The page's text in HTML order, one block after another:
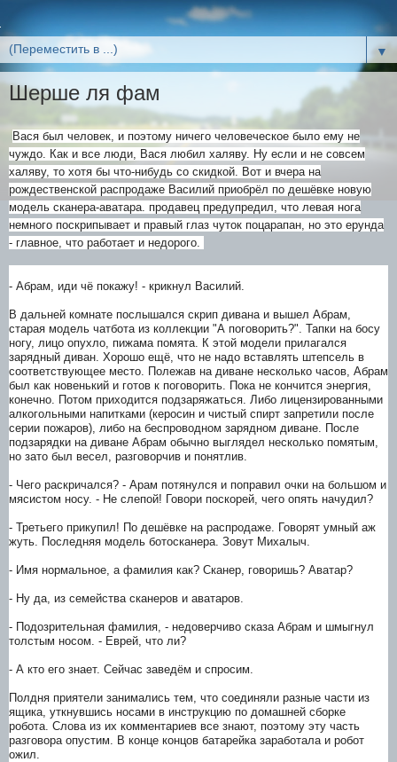
▼
Шерше ля фам
Вася был человек, и поэтому ничего человеческое было ему не
чуждо. Как и все люди, Вася любил халяву. Ну если и не совсем
халяву, то хотя бы что-нибудь со скидкой. Вот и вчера на
рождественской распродаже Василий приобрёл по дешёвке новую
модель сканера-аватара. продавец предупредил, что левая нога
немного поскрипывает и правый глаз чуток поцарапан, но это ерунда
- главное, что работает и недорого.
- Абрам, иди чё покажу! - крикнул Василий.
В дальней комнате послышался скрип дивана и вышел Абрам,
старая модель чатбота из коллекции "А поговорить?". Тапки на босу
ногу, лицо опухло, пижама помята. К этой модели прилагался
зарядный диван. Хорошо ещё, что не надо вставлять штепсель в
соответствующее место. Полежав на диване несколько часов, Абрам
был как новенький и готов к поговорить. Пока не кончится энергия,
конечно. Потом приходится подзаряжаться. Либо лицензированными
алкогольными напитками (керосин и чистый спирт запретили после
серии пожаров), либо на беспроводном зарядном диване. После
подзарядки на диване Абрам обычно выглядел несколько помятым,
но зато был весел, разговорчив и понятлив.
- Чего раскричался? - Арам потянулся и поправил очки на большом и
мясистом носу. - Не слепой! Говори поскорей, чего опять начудил?
- Третьего прикупил! По дешёвке на распродаже. Говорят умный аж
жуть. Последняя модель ботосканера. Зовут Михалыч.
- Имя нормальное, а фамилия как? Сканер, говоришь? Аватар?
- Ну да, из семейства сканеров и аватаров.
- Подозрительная фамилия, - недоверчиво сказа Абрам и шмыгнул
толстым носом. - Еврей, что ли?
- А кто его знает. Сейчас заведём и спросим.
Полдня приятели занимались тем, что соединяли разные части из
ящика, уткнувшись носами в инструкцию по домашней сборке
робота. Слова из их комментариев все знают, поэтому эту часть
разговора опустим. В конце концов батарейка заработала и робот
ожил.